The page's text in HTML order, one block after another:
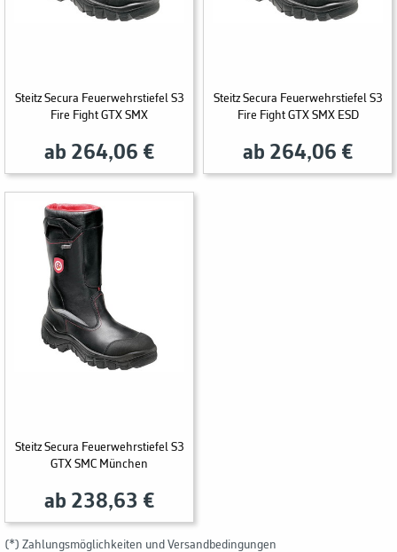
Steitz Secura Feuerwehrstiefel S3
Fire Fight GTX SMX
ab 264,06 €
Steitz Secura Feuerwehrstiefel S3
Fire Fight GTX SMX ESD
ab 264,06 €
Steitz Secura Feuerwehrstiefel S3
GTX SMC München
ab 238,63 €
(*) Zahlungsmöglichkeiten und Versandbedingungen